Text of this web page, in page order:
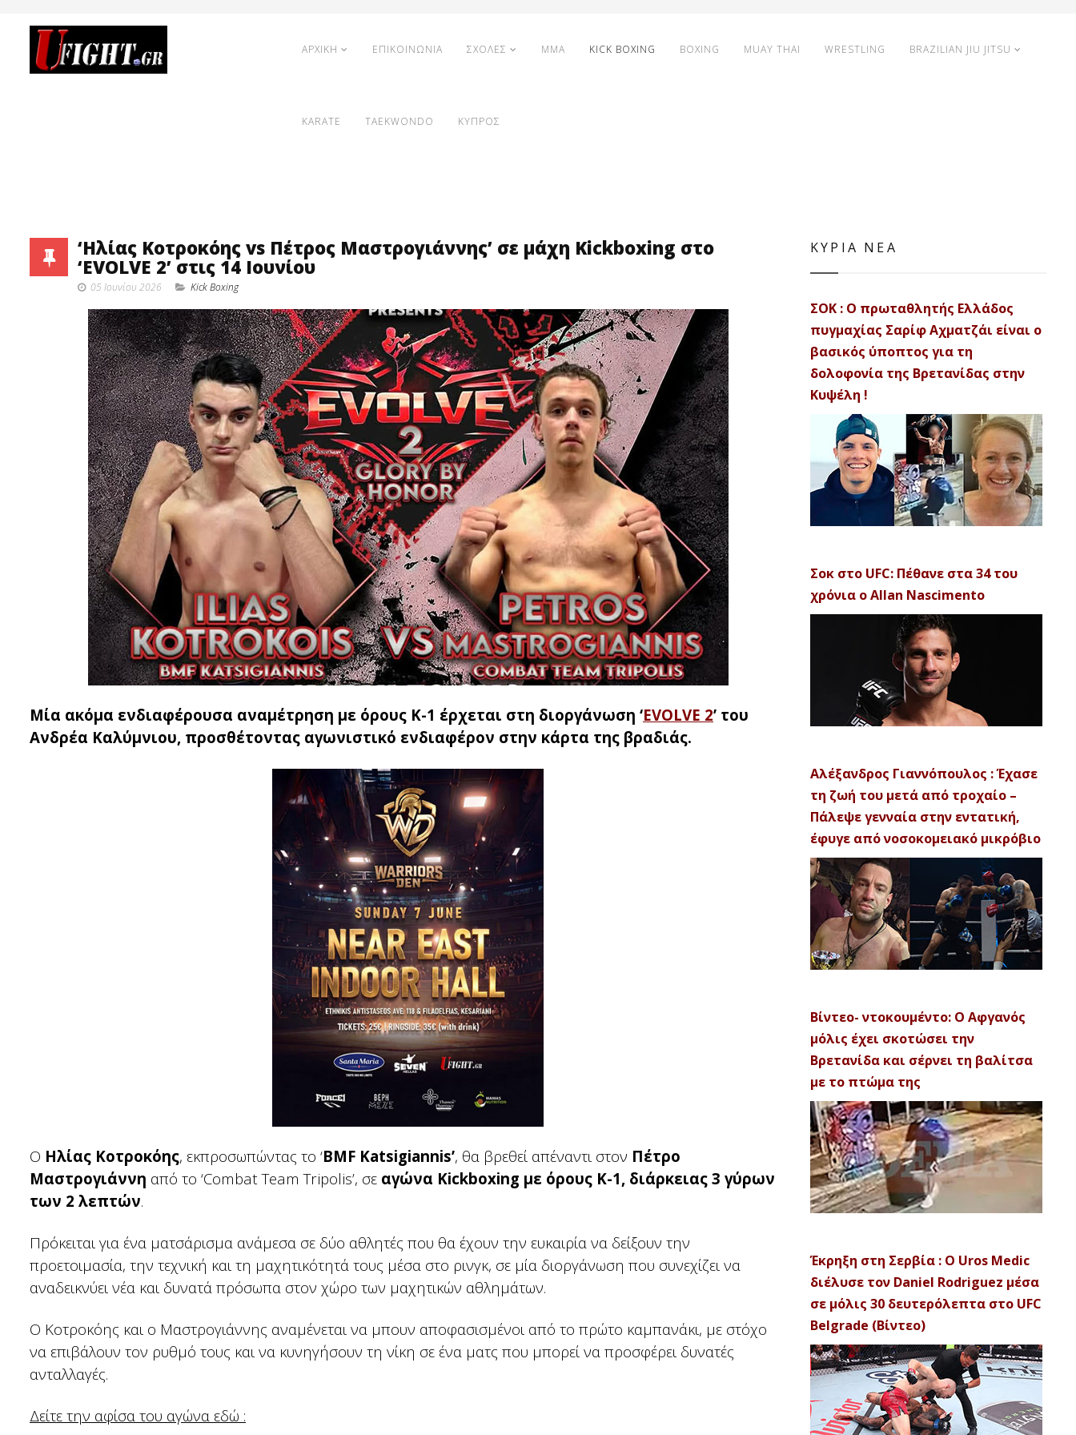
ΑΡΧΙΚΗ ΕΠΙΚΟΙΝΩΝΙΑ ΣΧΟΛΕΣ MMA KICK BOXING BOXING MUAY THAI WRESTLING BRAZILIAN JIU JITSU
KARATE TAEKWONDO ΚΥΠΡΟΣ
‘Ηλίας Κοτροκόης vs Πέτρος Μαστρογιάννης’ σε μάχη Kickboxing στο
‘EVOLVE 2’ στις 14 Ιουνίου
05 Ιουνίου 2026 Κick Boxing
Μία ακόμα ενδιαφέρουσα αναμέτρηση με όρους Κ-1 έρχεται στη διοργάνωση ‘EVOLVE 2’ του
Ανδρέα Καλύμνιου, προσθέτοντας αγωνιστικό ενδιαφέρον στην κάρτα της βραδιάς.
Ο Ηλίας Κοτροκόης, εκπροσωπώντας το ‘BMF Katsigiannis’, θα βρεθεί απέναντι στον Πέτρο
Μαστρογιάννη από το ‘Combat Team Tripolis’, σε αγώνα Kickboxing με όρους Κ-1, διάρκειας 3 γύρων
των 2 λεπτών.
Πρόκειται για ένα ματσάρισμα ανάμεσα σε δύο αθλητές που θα έχουν την ευκαιρία να δείξουν την
προετοιμασία, την τεχνική και τη μαχητικότητά τους μέσα στο ρινγκ, σε μία διοργάνωση που συνεχίζει να
αναδεικνύει νέα και δυνατά πρόσωπα στον χώρο των μαχητικών αθλημάτων.
Ο Κοτροκόης και ο Μαστρογιάννης αναμένεται να μπουν αποφασισμένοι από το πρώτο καμπανάκι, με στόχο
να επιβάλουν τον ρυθμό τους και να κυνηγήσουν τη νίκη σε ένα ματς που μπορεί να προσφέρει δυνατές
ανταλλαγές.
Δείτε την αφίσα του αγώνα εδώ :
ΚΥΡΙΑ ΝΕΑ
ΣΟΚ : Ο πρωταθλητής Ελλάδος
πυγμαχίας Σαρίφ Αχματζάι είναι ο
βασικός ύποπτος για τη
δολοφονία της Βρετανίδας στην
Κυψέλη !
Σοκ στο UFC: Πέθανε στα 34 του
χρόνια ο Allan Nascimento
Αλέξανδρος Γιαννόπουλος : Έχασε
τη ζωή του μετά από τροχαίο –
Πάλεψε γενναία στην εντατική,
έφυγε από νοσοκομειακό μικρόβιο
Βίντεο- ντοκουμέντο: Ο Αφγανός
μόλις έχει σκοτώσει την
Βρετανίδα και σέρνει τη βαλίτσα
με το πτώμα της
Έκρηξη στη Σερβία : Ο Uros Medic
διέλυσε τον Daniel Rodriguez μέσα
σε μόλις 30 δευτερόλεπτα στο UFC
Belgrade (Βίντεο)